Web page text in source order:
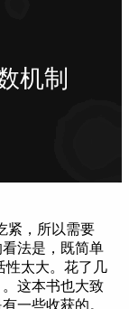
机制
紧，所以需要
法是，既简单
性太大。花了几
这本书也大致
一些收获的。